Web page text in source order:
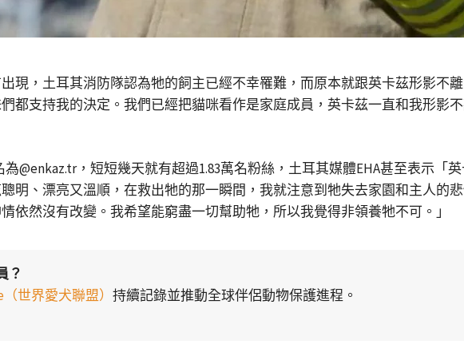
現，土耳其消防隊認為牠的飼主已經不幸罹難，而原本就跟英卡茲形影不
都支持我的決定。我們已經把貓咪看作是家庭成員，英卡茲一直和我形影
@enkaz.tr，短短幾天就有超過1.83萬名粉絲，土耳其媒體EHA甚至表示「
明、漂亮又溫順，在救出牠的那一瞬間，我就注意到牠失去家園和主人的
依然沒有改變。我希望能窮盡一切幫助牠，所以我覺得非領養牠不可。」
？
世界愛犬聯盟） 持續記錄並推動全球伴侶動物保護進程。